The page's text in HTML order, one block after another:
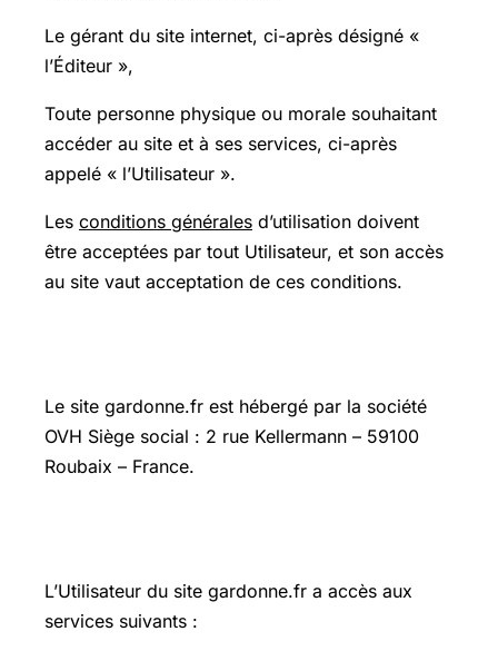
Le gérant du site internet, ci-après désigné «
l’Éditeur »,
Toute personne physique ou morale souhaitant
accéder au site et à ses services, ci-après
appelé « l’Utilisateur ».
Les conditions générales d’utilisation doivent
être acceptées par tout Utilisateur, et son accès
au site vaut acceptation de ces conditions.
Le site gardonne.fr est hébergé par la société
OVH Siège social : 2 rue Kellermann – 59100
Roubaix – France.
L’Utilisateur du site gardonne.fr a accès aux
services suivants :